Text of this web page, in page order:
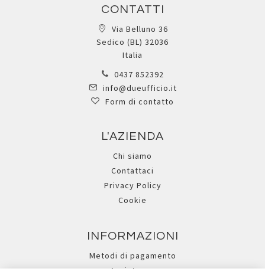
CONTATTI
Via Belluno 36
Sedico (BL) 32036
Italia
0437 852392
info@dueufficio.it
Form di contatto
L'AZIENDA
Chi siamo
Contattaci
Privacy Policy
Cookie
INFORMAZIONI
Metodi di pagamento
Assistenza